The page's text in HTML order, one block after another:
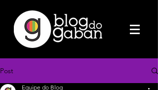
Post
Equipe do Blog